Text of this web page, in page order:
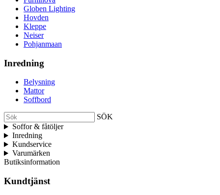
Globen Lighting
Hovden
Kleppe
Neiser
Pohjanmaan
Inredning
Belysning
Mattor
Soffbord
SÖK
Soffor & fåtöljer
Inredning
Kundservice
Varumärken
Butiksinformation
Kundtjänst